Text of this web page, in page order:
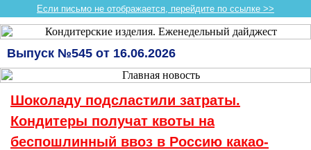
Если письмо не отображается, перейдите по ссылке >>
Выпуск №545 от 16.06.2026
Шоколаду подсластили затраты.
Кондитеры получат квоты на
беспошлинный ввоз в Россию какао-